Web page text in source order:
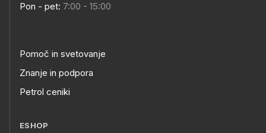
Pon - pet: 7:00 - 15:00
Pomoč in svetovanje
Znanje in podpora
Petrol ceniki
ESHOP